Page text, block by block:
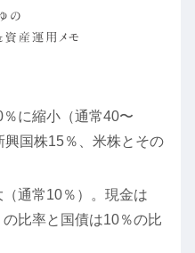
に縮小（通常40〜
国株15％、米株とその
通常10％）。現金は
比率と国債は10％の比